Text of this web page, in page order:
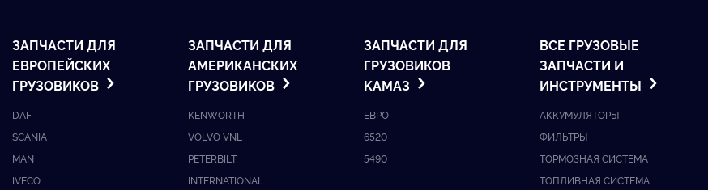
ЗАПЧАСТИ ДЛЯ
ЕВРОПЕЙСКИХ
ГРУЗОВИКОВ
DAF
SCANIA
MAN
IVECO
ЗАПЧАСТИ ДЛЯ
АМЕРИКАНСКИХ
ГРУЗОВИКОВ
KENWORTH
VOLVO VNL
PETERBILT
INTERNATIONAL
ЗАПЧАСТИ ДЛЯ
ГРУЗОВИКОВ
KАМАЗ
ЕВРО
6520
5490
ВСЕ ГРУЗОВЫЕ
ЗАПЧАСТИ И
ИНСТРУМЕНТЫ
АККУМУЛЯТОРЫ
ФИЛЬТРЫ
ТОРМОЗНАЯ СИСТЕМА
ТОПЛИВНАЯ СИСТЕМА